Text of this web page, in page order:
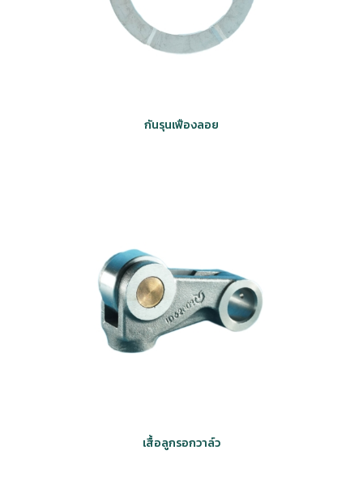
กันรุนเฟืองลอย
เสื้อลูกรอกวาล์ว